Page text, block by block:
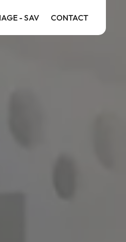
- SAV CONTACT